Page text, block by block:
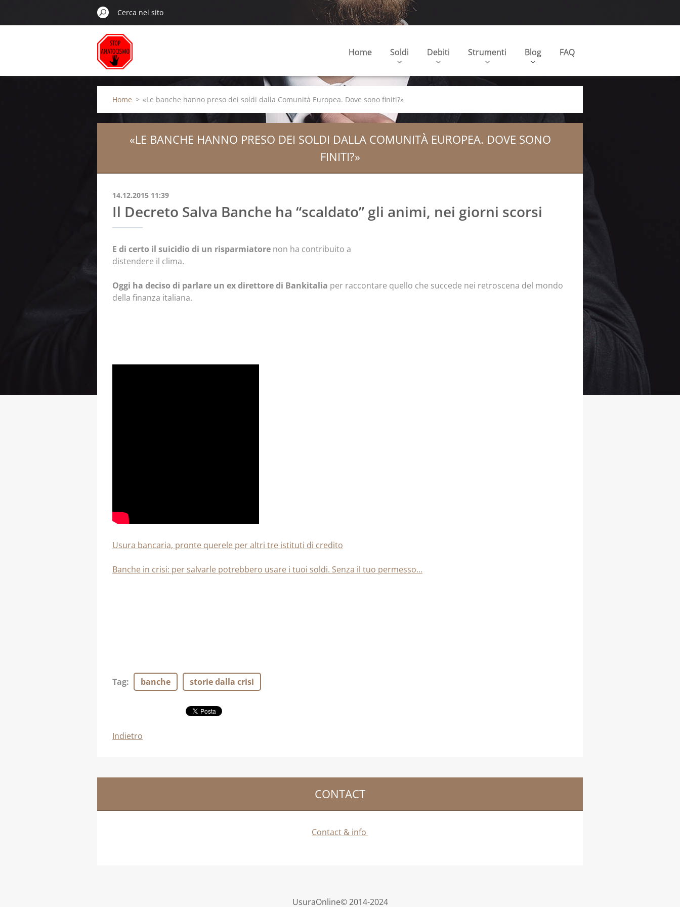
Home Soldi Debiti Strumenti Blog FAQ
Home > «Le banche hanno preso dei soldi dalla Comunità Europea. Dove sono finiti?»
«LE BANCHE HANNO PRESO DEI SOLDI DALLA COMUNITÀ EUROPEA. DOVE SONO
FINITI?»
14.12.2015 11:39
Il Decreto Salva Banche ha “scaldato” gli animi, nei giorni scorsi
E di certo il suicidio di un risparmiatore non ha contribuito a
distendere il clima.
Oggi ha deciso di parlare un ex direttore di Bankitalia per raccontare quello che succede nei retroscena del mondo
della finanza italiana.
Usura bancaria, pronte querele per altri tre istituti di credito
Banche in crisi: per salvarle potrebbero usare i tuoi soldi. Senza il tuo permesso…
Tag: banche storie dalla crisi
Indietro
CONTACT
Contact & info
UsuraOnline© 2014-2024